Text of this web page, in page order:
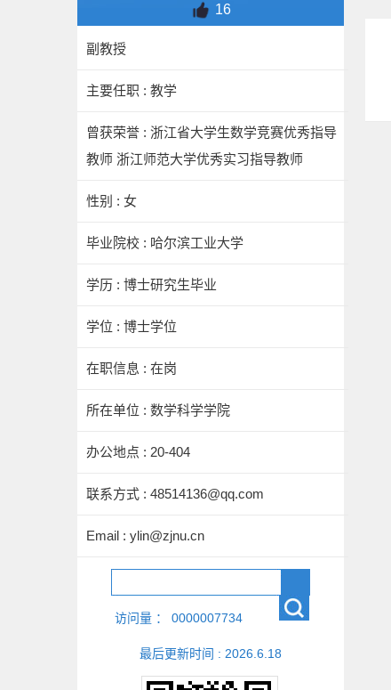
16
副教授
主要任职 : 教学
曾获荣誉 : 浙江省大学生数学竞赛优秀指导
教师 浙江师范大学优秀实习指导教师
性别 : 女
毕业院校 : 哈尔滨工业大学
学历 : 博士研究生毕业
学位 : 博士学位
在职信息 : 在岗
所在单位 : 数学科学学院
办公地点 : 20-404
联系方式 : 48514136@qq.com
Email : ylin@zjnu.cn
访问量 ： 0000007734
最后更新时间 : 2026 6 18